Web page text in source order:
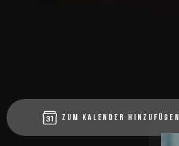
ZUM KALENDER HINZUFÜGEN